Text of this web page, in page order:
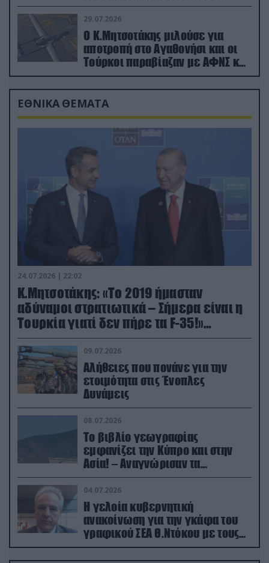
29.07.2026
Ο Κ.Μητσοτάκης μιλούσε για
αποτροπή στο Αγαθονήσι και οι
Τούρκοι παραβίαζαν με ΑΦΝΣ και
drone
ΕΘΝΙΚΑ ΘΕΜΑΤΑ
24.07.2026 | 22:02
Κ.Μητσοτάκης: «Το 2019 ήμασταν
αδύναμοι στρατιωτικά – Σήμερα είναι η
Τουρκία γιατί δεν πήρε τα F-35!»
(βίντεο)
09.07.2026
Αλήθειες που πονάνε για την
ετοιμότητα στις Ένοπλες
Δυνάμεις
08.07.2026
Το βιβλίο γεωγραφίας
εμφανίζει την Κύπρο και στην
Ασία! – Αναγνώρισαν τα
κατεχόμενα; (φωτο)
04.07.2026
Η γελοία κυβερνητική
ανακοίνωση για την γκάφα του
γραφικού ΣΕΑ Θ.Ντόκου με τους
Ρώσους φαρσέρ